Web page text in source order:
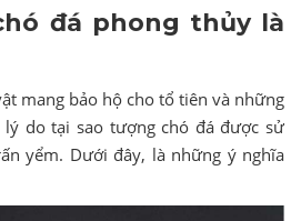
đá phong thủy là
mang bảo hộ cho tổ tiên và những
do tại sao tượng chó đá được sử
yểm. Dưới đây, là những ý nghĩa